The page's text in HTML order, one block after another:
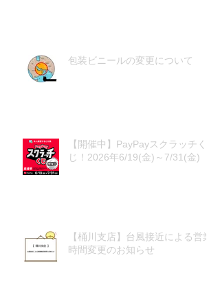
包装ビニールの変更について
【開催中】PayPayスクラッチく
じ！2026年6/19(金)～7/31(金)
【桶川支店】台風接近による営業
時間変更のお知らせ